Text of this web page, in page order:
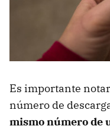
Es importante
número de
mismo número de